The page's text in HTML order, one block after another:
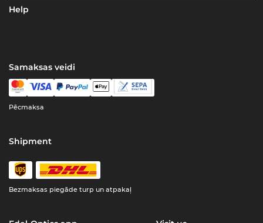
Help
Samaksas veidi
Pēcmaksa
Shipment
Bezmaksas piegāde turp un atpakaļ